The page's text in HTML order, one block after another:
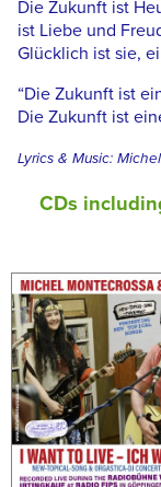
Die Zukunft ist
ist Liebe und
Glücklich ist sie,
“Die Zukunft ist
Die Zukunft ist
Lyrics & Music:
CDs